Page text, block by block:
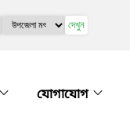
দেখুন
যোগাযোগ